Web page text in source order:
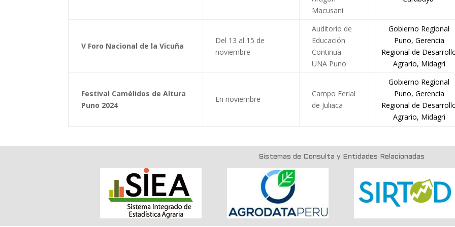
Macusani
V Foro Nacional de la Vicuña
Del 13 al 15 de
noviembre
Auditorio de
Educación
Continua
UNA Puno
Gobierno Regional
Puno, Gerencia
Regional de
Agrario, Midagri
Festival Camélidos de Altura
Puno 2024
En noviembre
Campo Ferial
de Juliaca
Gobierno Regional
Puno, Gerencia
Regional de
Agrario, Midagri
Sistemas de Consulta y Entidades Relacionadas